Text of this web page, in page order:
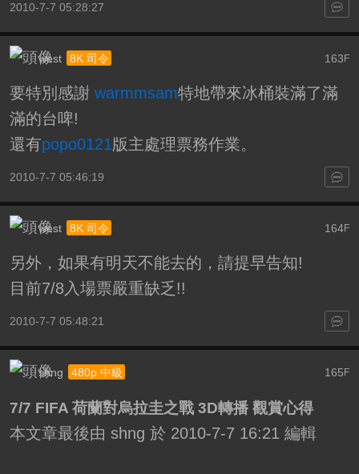
2010-7-7 05:28:27
163F
west 8K 司令
要特別感謝 warmmsam特地帶來冰桶裝滿了滿
滿的台啤!
還有popo0121版主處理票務作業。
2010-7-7 05:46:19
164F
west 8K 司令
另外，如果有明天不能去的，請提早告知!
目前7/8入場票嚴重缺乏!!
2010-7-7 05:48:21
165F
shng 480p 中級
7/7 FIFA 荷蘭對烏拉圭之戰 3D轉播 觀賞心得
本文章最後由 shng 於 2010-7-7 16:21 編輯